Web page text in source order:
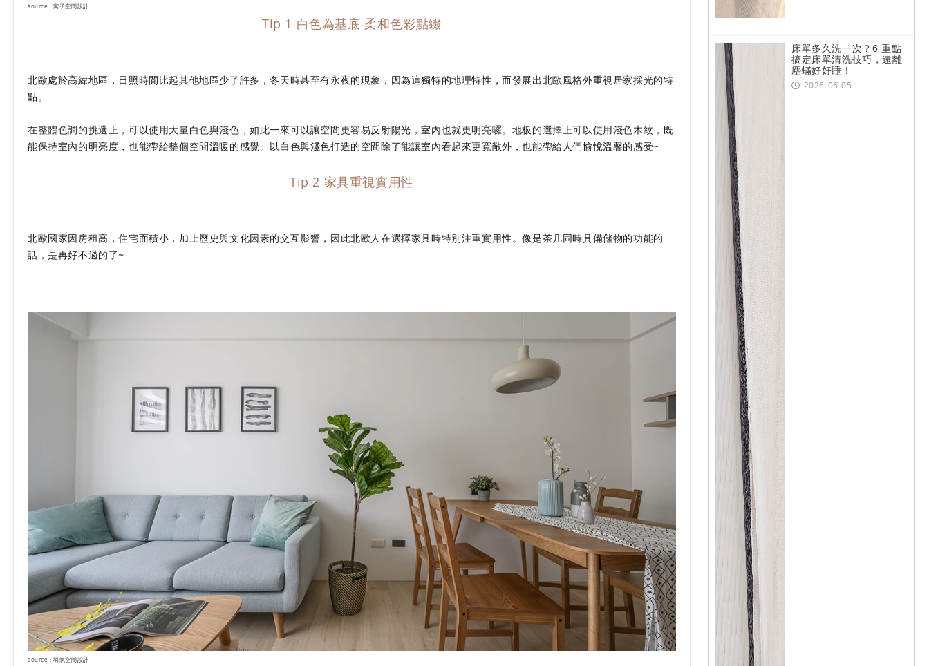
source：寓子空間設計
Tip 1 白色為基底 柔和色彩點綴
北歐處於高緯地區，日照時間比起其他地區少了許多，冬天時甚至有永夜的現象，因為這獨特的地理特性，而發展出北歐風格外重視居家採光的特
點。
在整體色調的挑選上，可以使用大量白色與淺色，如此一來可以讓空間更容易反射陽光，室內也就更明亮囉。地板的選擇上可以使用淺色木紋，既
能保持室內的明亮度，也能帶給整個空間溫暖的感覺。以白色與淺色打造的空間除了能讓室內看起來更寬敞外，也能帶給人們愉悅溫馨的感受~
Tip 2 家具重視實用性
北歐國家因房租高，住宅面積小，加上歷史與文化因素的交互影響，因此北歐人在選擇家具時特別注重實用性。像是茶几同時具備儲物的功能的
話，是再好不過的了~
source：羽筑空間設計
床單多久洗一次？6 重點
搞定床單清洗技巧，遠離
塵蟎好好睡！
2026-06-05